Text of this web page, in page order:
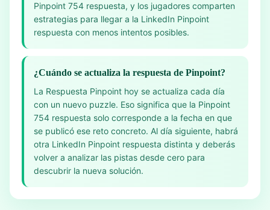
Pinpoint 754 respuesta, y los jugadores comparten
estrategias para llegar a la LinkedIn Pinpoint
respuesta con menos intentos posibles.
¿Cuándo se actualiza la respuesta de Pinpoint?
La Respuesta Pinpoint hoy se actualiza cada día
con un nuevo puzzle. Eso significa que la Pinpoint
754 respuesta solo corresponde a la fecha en que
se publicó ese reto concreto. Al día siguiente, habrá
otra LinkedIn Pinpoint respuesta distinta y deberás
volver a analizar las pistas desde cero para
descubrir la nueva solución.